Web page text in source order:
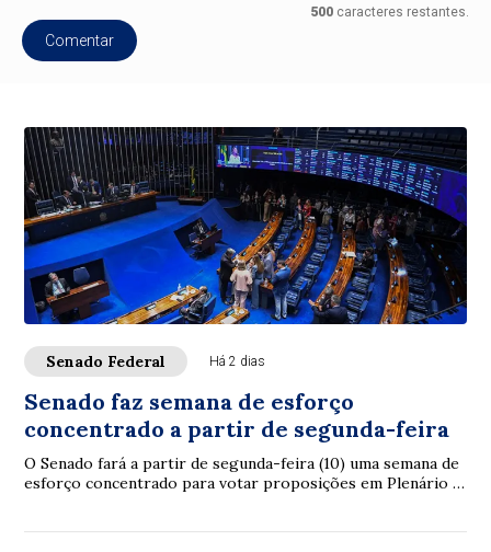
500caracteres restantes.
Comentar
Senado Federal Há 2 dias
Senado faz semana de esforço
concentrado a partir de segunda-feira
O Senado fará a partir de segunda-feira (10) uma semana de
esforço concentrado para votar proposições em Plenário e